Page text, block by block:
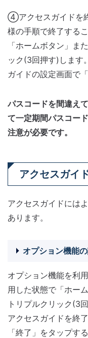
④アクセスガイドを
様の手順で終了する
「ホームボタン」ま
ック(3回押す)します
ガイドの設定画面で
パスコードを間違え
て一定期間パスコー
注意が必要です。
アクセスガイ
アクセスガイドには
あります。
オプション機能
オプション機能を利
用した状態で「ホー
トリプルクリック(3
アクセスガイドを終
「終了」をタップす